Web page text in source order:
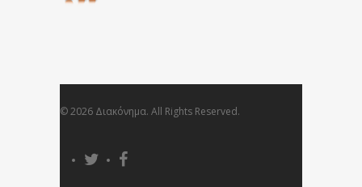
© 2026 Διακόνημα. All Rights Reserved.